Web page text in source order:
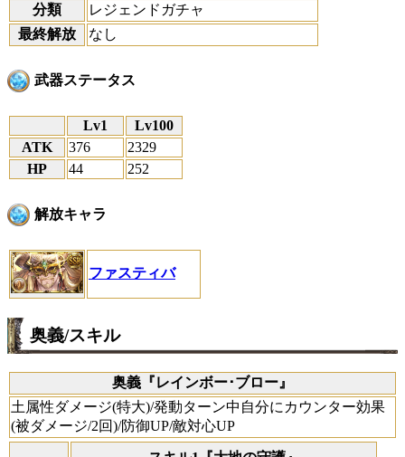
分類
レジェンドガチャ
最終解放
なし
武器ステータス
Lv1
Lv100
ATK
376
2329
HP
44 252
解放キャラ
ファスティバ
奥義/スキル
奥義『レインボー･ブロー』
土属性ダメージ(特大)/発動ターン中自分にカウンター効果
(被ダメージ/2回)/防御UP/敵対心UP